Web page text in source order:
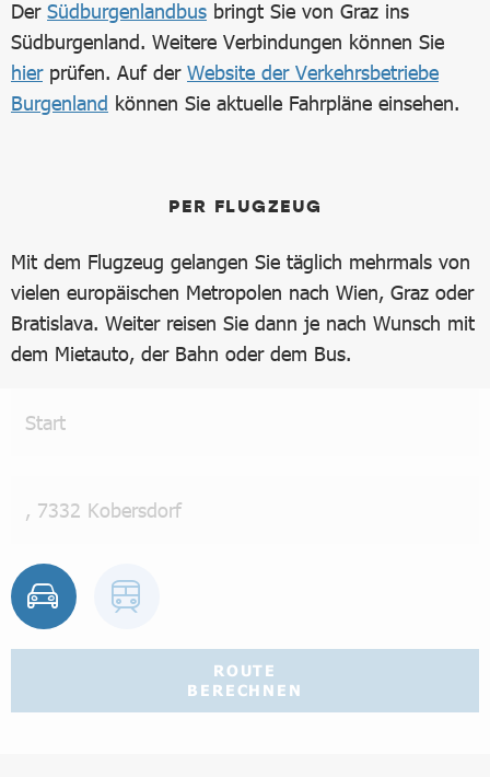
Der Südburgenlandbus bringt Sie von Graz ins
Südburgenland. Weitere Verbindungen können Sie
hierprüfen. Auf der Website der Verkehrsbetriebe
Burgenland können Sie aktuelle Fahrpläne einsehen.
PER FLUGZEUG
Mit dem Flugzeug gelangen Sie täglich mehrmals von
vielen europäischen Metropolen nach Wien, Graz oder
Bratislava. Weiter reisen Sie dann je nach Wunsch mit
dem Mietauto, der Bahn oder dem Bus.
ROUTE
BERECHNEN